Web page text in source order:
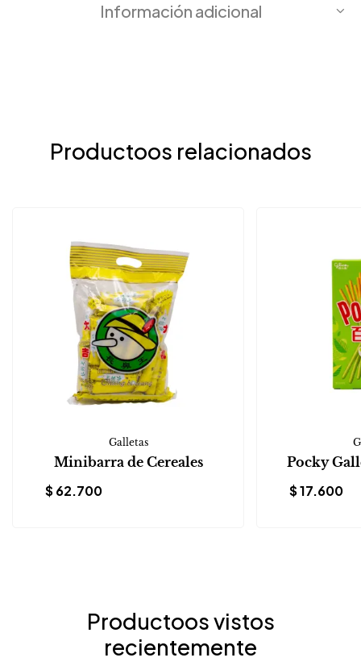
Información adicional
Productoos relacionados
Galletas
Minibarra de Cereales
$62.700
Pocky
$17.600
Productoos vistos
recientemente